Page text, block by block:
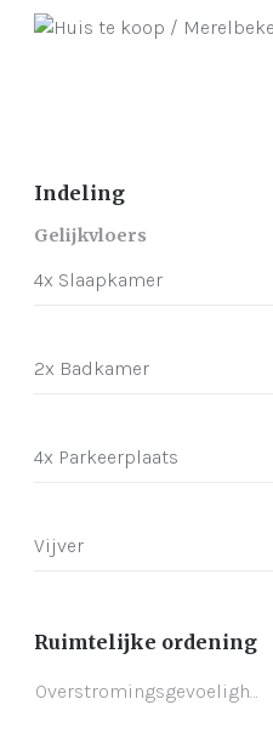
Indeling
Gelijkvloers
4x Slaapkamer
2x Badkamer
4x Parkeerplaats
Vijver
Ruimtelijke ordening